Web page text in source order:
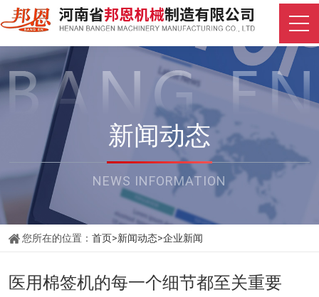
新闻动态
NEWS INFORMATION
您所在的位置： 首页>新闻动态>企业新闻
医用棉签机的每一个细节都至关重要